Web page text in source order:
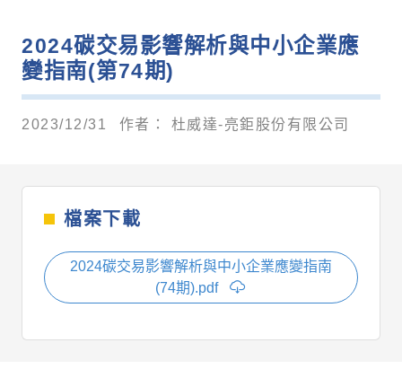
2024碳交易影響解析與中小企業應
變指南(第74期)
2023/12/31 作者： 杜威達-亮鉅股份有限公司
檔案下載
2024碳交易影響解析與中小企業應變指南
(74期).pdf